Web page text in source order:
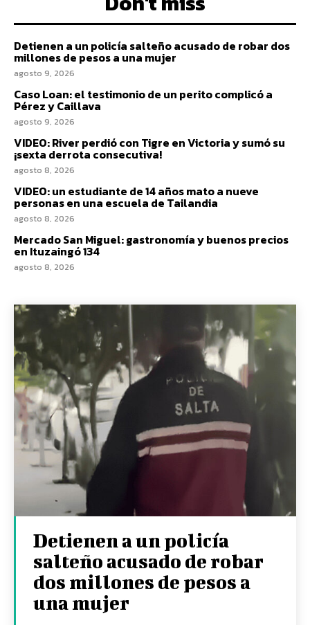
Detienen a un policía salteño acusado de robar dos
millones de pesos a una mujer
agosto 9, 2026
Caso Loan: el testimonio de un perito complicó a
Pérez y Caillava
agosto 9, 2026
VIDEO: River perdió con Tigre en Victoria y sumó su
¡sexta derrota consecutiva!
agosto 8, 2026
VIDEO: un estudiante de 14 años mato a nueve
personas en una escuela de Tailandia
agosto 8, 2026
Mercado San Miguel: gastronomía y buenos precios
en Ituzaingó 134
agosto 8, 2026
Detienen a un policía
salteño acusado de robar
dos millones de pesos a
una mujer